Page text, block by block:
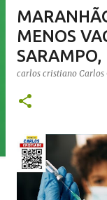
MENOS
carlos cristiano Carlos